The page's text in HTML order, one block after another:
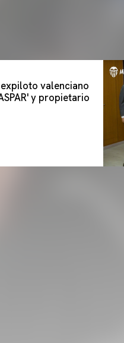
valenciano
y propietario